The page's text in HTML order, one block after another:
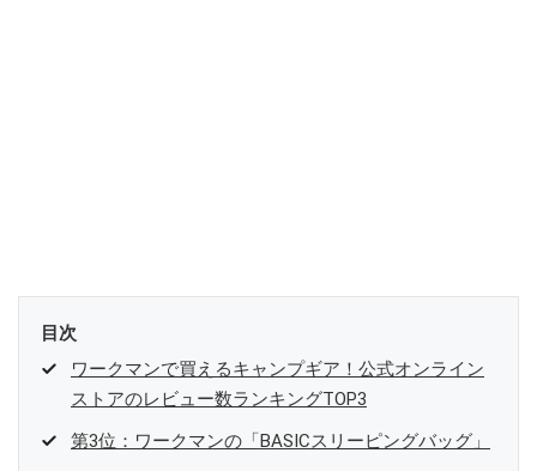
目次
ワークマンで買えるキャンプギア！公式オンライン
ストアのレビュー数ランキングTOP3
第3位：ワークマンの「BASICスリーピングバッグ」